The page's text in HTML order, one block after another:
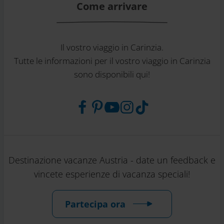
Come arrivare
Il vostro viaggio in Carinzia.
Tutte le informazioni per il vostro viaggio in Carinzia
sono disponibili qui!
Destinazione vacanze Austria - date un feedback e
vincete esperienze di vacanza speciali!
Partecipa ora